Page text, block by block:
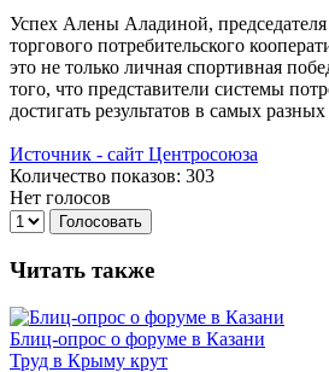
Успех Алены Аладиной,
торгового потребительского
это не только личная спортивная
того, что представители системы
достигать результатов в самых
Источник - сайт Центросоюза
Количество показов: 303
Нет голосов
Голосовать
Читать также
Блиц-опрос о форуме в Казани
Труд в Крыму крут